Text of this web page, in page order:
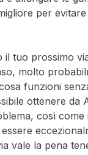
per
il tuo prossimo
molto
funzioni
ottenere da
così come
vale la pena